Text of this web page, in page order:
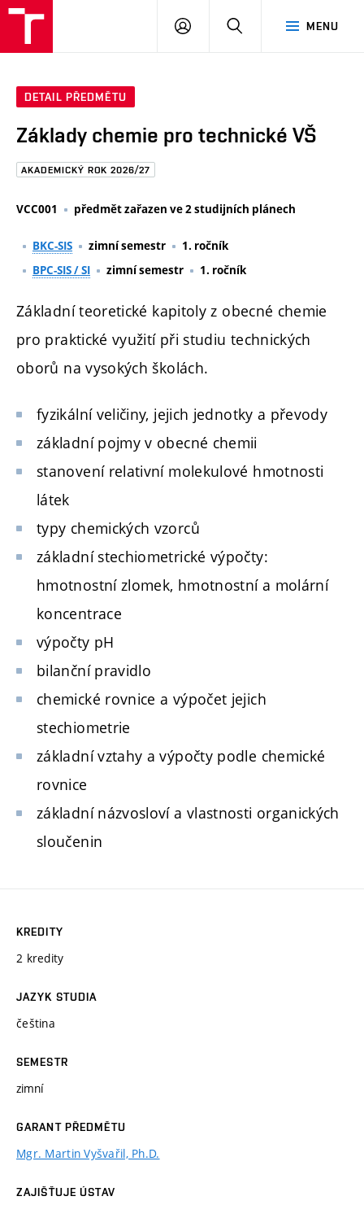
Brno
MENU
PŘIHLÁSIT
DETAIL PŘEDMĚTU
Základy chemie pro technické VŠ
AKADEMICKÝ ROK 2026/27
VCC001 předmět zařazen ve 2 studijních plánech
BKC-SIS zimní semestr
1. ročník
BPC-SIS / SI
zimní semestr 1. ročník
Základní teoretické kapitoly z obecné chemie
pro praktické využití při studiu technických
oborů na vysokých školách.
fyzikální veličiny, jejich jednotky a převody
základní pojmy v obecné chemii
stanovení relativní molekulové hmotnosti
látek
typy chemických vzorců
základní stechiometrické výpočty:
hmotnostní zlomek, hmotnostní a molární
koncentrace
výpočty pH
bilanční pravidlo
chemické rovnice a výpočet jejich
stechiometrie
základní vztahy a výpočty podle chemické
rovnice
základní názvosloví a vlastnosti organických
sloučenin
KREDITY
2 kredity
JAZYK STUDIA
čeština
SEMESTR
zimní
GARANT PŘEDMĚTU
Mgr. Martin Vyšvařil, Ph.D.
ZAJIŠŤUJE ÚSTAV